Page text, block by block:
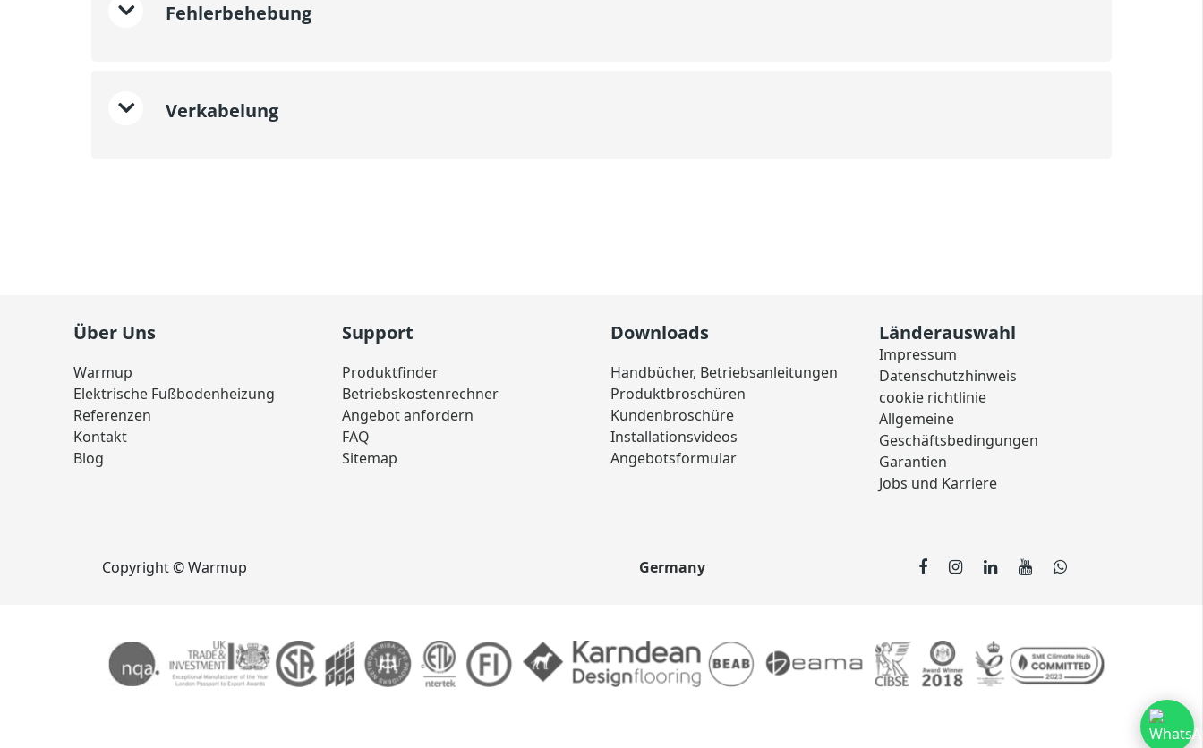
Fehlerbehebung
Verkabelung
Über Uns
Warmup
Elektrische Fußbodenheizung
Referenzen
Kontakt
Blog
Support
Produktfinder
Betriebskostenrechner
Angebot anfordern
FAQ
Sitemap
Downloads
Handbücher, Betriebsanleitungen
Produktbroschüren
Kundenbroschüre
Installationsvideos
Angebotsformular
Länderauswahl
Impressum
Datenschutzhinweis
cookie richtlinie
Allgemeine
Geschäftsbedingungen
Garantien
Jobs und Karriere
Copyright © Warmup Germany